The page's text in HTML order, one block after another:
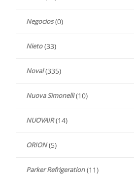
Negocios (0)
Nieto (33)
Noval (335)
Nuova Simonelli (10)
NUOVAIR (14)
ORION (5)
Parker Refrigeration (11)